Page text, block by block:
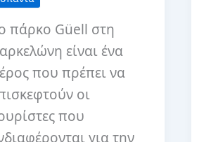
πάρκο Güell στη
είναι ένα
που πρέπει να
οι
που
για την